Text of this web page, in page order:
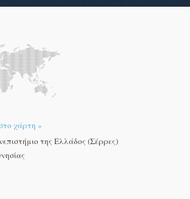
χάρτη »
της Ελλάδος (Σέρρες)